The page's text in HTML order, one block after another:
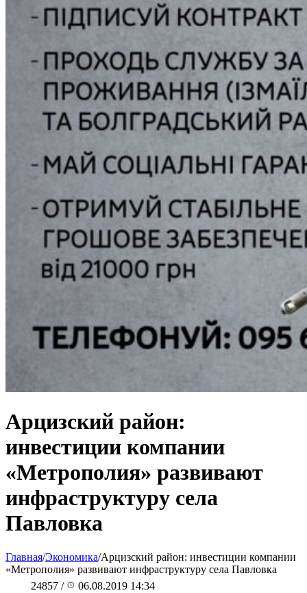
Арцизский район:
инвестиции компании
«Метрополия» развивают
инфраструктуру села
Павловка
Главная/Экономика/Арцизский район: инвестиции компании
«Метрополия» развивают инфраструктуру села Павловка
24857 / 06.08.2019 14:34